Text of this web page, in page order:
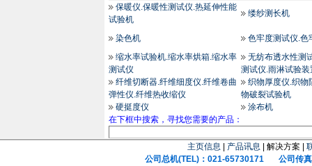
保暖仪.保暖性测试仪.热延伸性能
试验机
缕纱测长机
染色机
色牢度测试仪.色
缩水率试验机.缩水率烘箱.缩水率
测试仪
无纺布透水性测
测试仪.雨淋试验装
纤维切断器.纤维细度仪.纤维卷曲
弹性仪.纤维热收缩仪
织物厚度仪.织物
物破裂试验机
硬挺度仪
涂布机
在下框中搜索，寻找您需要的产品：
主页信息 产品讯息 | 解决方案 |
公司总机(TEL)：021-65730171 公司传真